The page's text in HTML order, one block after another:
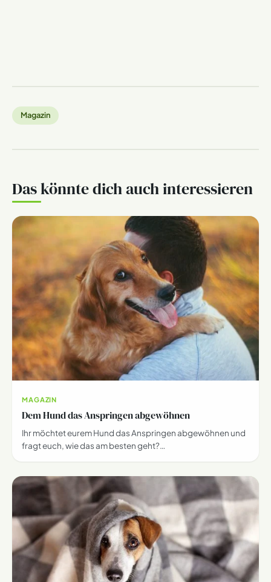
Magazin
Das könnte dich auch interessieren
MAGAZIN
Dem Hund das Anspringen abgewöhnen
Ihr möchtet eurem Hund das Anspringen abgewöhnen und
fragt euch, wie das am besten geht?…